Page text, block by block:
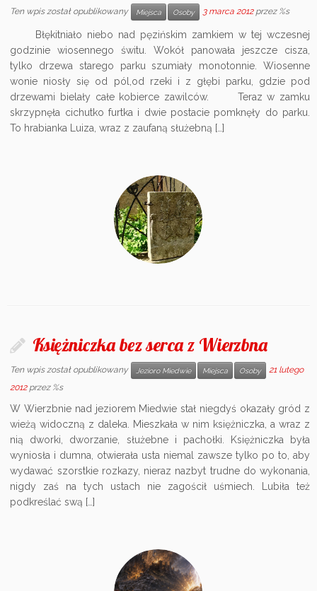
Ten wpis został opublikowany Miejsca Osoby 3 marca 2012 przez %s
Błękitniało niebo nad pęzińskim zamkiem w tej wczesnej
godzinie wiosennego świtu. Wokół panowała jeszcze cisza,
tylko drzewa starego parku szumiały monotonnie. Wiosenne
wonie niosły się od pól,od rzeki i z głębi parku, gdzie pod
drzewami bielały całe kobierce zawilców. Teraz w zamku
skrzypnęła cichutko furtka i dwie postacie pomknęły do parku.
To hrabianka Luiza, wraz z zaufaną służebną […]
Księżniczka bez serca z Wierzbna
Ten wpis został opublikowany Jezioro Miedwie Miejsca Osoby
21 lutego
2012 przez %s
W Wierzbnie nad jeziorem Miedwie stał niegdyś okazały gród z
wieżą widoczną z daleka. Mieszkała w nim księżniczka, a wraz z
nią dworki, dworzanie, służebne i pachołki. Księżniczka była
wyniosła i dumna, otwierała usta niemal zawsze tylko po to, aby
wydawać szorstkie rozkazy, nieraz nazbyt trudne do wykonania,
nigdy zaś na tych ustach nie zagościł uśmiech. Lubiła też
podkreślać swą […]